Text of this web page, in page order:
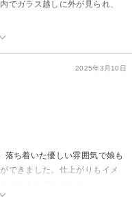
でガラス越しに外が見られ、
、、心地良かったです。ネッ
2025年3月10日
ち着いた優しい雰囲気で娘も
できました。仕上がりもイメ